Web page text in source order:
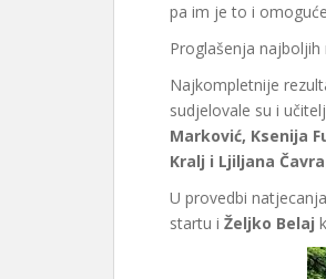
pa im je to i
Proglašenja
Najkompletnije
sudjelovale su i
Marković, Ksenija
Kralj i Ljiljana
U provedbi
startu i Željko Belaj